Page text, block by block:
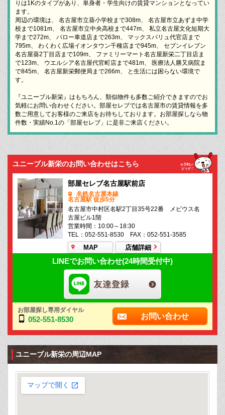
りは1Kのタイプがあり、単身者・学生向けの賃貸マンションとなってい
ます。
周辺の環境は、 名古屋市立葵小学校まで308m、 名古屋市立あずま中学
校まで1081m、 名古屋市立中央高校まで447m、 私立名古屋文化短期大
学まで272m、 バロー車道店まで263m、 マックスバリュ代官店まで
795m、 わくわく広場イオンタウン千種店まで945m、 セブンイレブン
名古屋葵2丁目店まで109m、 ファミリーマート名古屋新栄二丁目店ま
で123m、 ウエルシア名古屋代官町店まで481m、 医療法人勝又病院ま
で845m、 名古屋新栄郵便局まで266m、 と生活には困らない環境で
す。
『ユニーブル新栄』はもちろん、類似物件も多数ご紹介できますのでお
気軽にお問い合わせください。部屋セレブでは名古屋市の賃貸情報を多
数ご用意してお客様のご来店をお待ちしております。お部屋探しなら物
件数・実績No.1の「部屋セレブ」に是非ご来店ください。
ユニーブル新栄のお問い合わせはこちら
部屋セレブ名古屋駅前店
名鉄名古屋本線
名古屋駅 徒歩5分
名古屋市中村区名駅2丁目35号22番 メビウス名
古屋ビル1階
営業時間：10:00～18:30
TEL：052-551-8530 FAX：052-551-3585
MAP 店舗詳細
LINEでお問い合わせ(24時間受付中)
お部屋探し専用ダイヤル
052-551-8530 お問い合わせ
ユニーブル新栄の周辺MAP